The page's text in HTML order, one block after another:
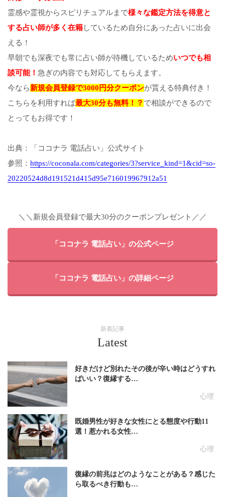
霊感や霊視からスピリチュアルまで様々な鑑定方法を得意と
する占い師が多く在籍しているため自分にあった占いに出会
える！
早朝でも深夜でも常に占い師が待機しているためいつでも相
談可能！ 急ぎの内容でも対応してもらえます。
今なら新規会員登録で3000円分クーポンが貰える特典付き！
こちらを利用すれば最大30分も無料！？ で相談ができるので
とってもお得です！
出典：「ココナラ 電話占い」公式サイト
参照： https://coconala.com/categories/3?service_kind=1&cid=so-
20220524d8d191521d415d95e716019967912a51
＼＼新規会員登録で最大30分のクーポンプレゼント／／
「ココナラ 電話占い」の公式ページ
「ココナラ 電話占い」の詳細ページ
新着記事
Latest
心理
好きだけど別れたその後が辛い時はどうすれ
ばいい？復縁する…
心理
既婚男性が好きな女性にとる態度や行動11
選！惹かれる女性…
復縁の前兆はどのようなことがある？感じた
ら取るべき行動も…